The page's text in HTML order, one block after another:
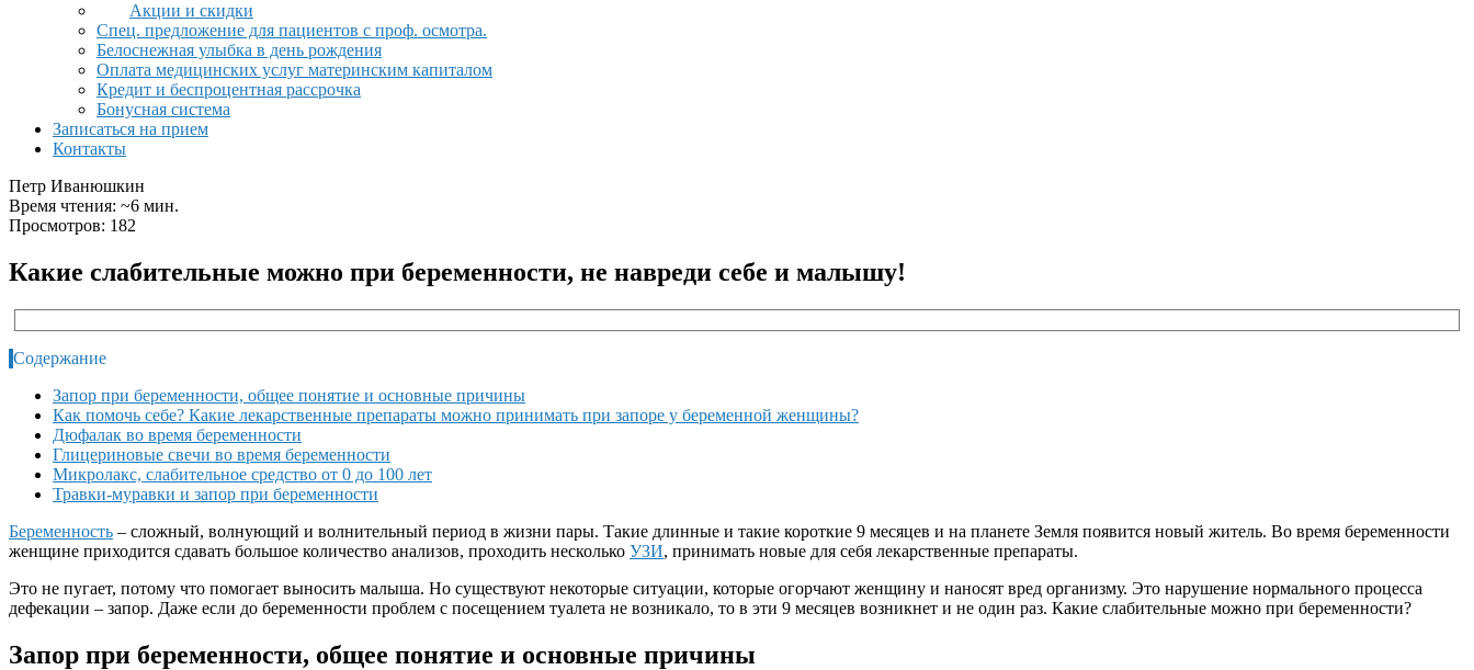
Акции и скидки
Спец. предложение для пациентов с проф. осмотра.
Белоснежная улыбка в день рождения
Оплата медицинских услуг материнским капиталом
Кредит и беспроцентная рассрочка
Бонусная система
Записаться на прием
Контакты
Петр Иванюшкин
Время чтения: ~6 мин.
Просмотров: 182
Какие слабительные можно при беременности, не навреди себе и малышу!
Содержание
Запор при беременности, общее понятие и основные причины
Как помочь себе? Какие лекарственные препараты можно принимать при запоре у беременной женщины?
Дюфалак во время беременности
Глицериновые свечи во время беременности
Микролакс, слабительное средство от 0 до 100 лет
Травки-муравки и запор при беременности
Беременность – сложный, волнующий и волнительный период в жизни пары. Такие длинные и такие короткие 9 месяцев и на планете Земля появится новый житель. Во время беременности
женщине приходится сдавать большое количество анализов, проходить несколько УЗИ, принимать новые для себя лекарственные препараты.
Это не пугает, потому что помогает выносить малыша. Но существуют некоторые ситуации, которые огорчают женщину и наносят вред организму. Это нарушение нормального процесса
дефекации – запор. Даже если до беременности проблем с посещением туалета не возникало, то в эти 9 месяцев возникнет и не один раз. Какие слабительные можно при беременности?
Запор при беременности, общее понятие и основные причины